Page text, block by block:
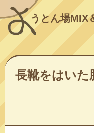
うとん場MIX
長靴をはいた